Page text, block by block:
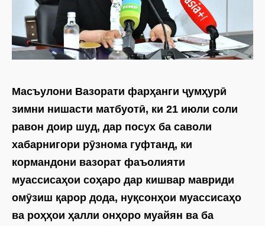
Масъулони Вазорати фарҳанги ҷумҳурӣ
зимни нишас­ти матбуотӣ, ки 21 июли соли
равон доир шуд, дар посух ба саволи
хабарнигори рӯзнома гуфтанд, ки
кормандони вазорат фаъолияти
муассисаҳои соҳаро дар кишвар мавриди
омӯзиш қарор дода, нуқсонҳои муассисаҳо
ва роҳҳои ҳалли онҳоро муайян ва ба